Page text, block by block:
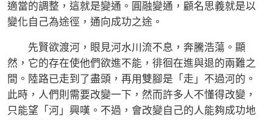
適當的調整，這就是變通。圓融變通，顧名思義就是以
變化自己為途徑，通向成功之途。
先賢欲渡河，眼見河水川流不息，奔騰浩蕩。顯
然，它的存在使他們欲進不能，徘徊在進與退的兩難之
間。陸路已走到了盡頭，再用雙腳是「走」不過河的。
此時，人們則需要改變一下，然而許多人不懂得改變，
只能望「河」興嘆。不過，會改變自己的人能夠成功地